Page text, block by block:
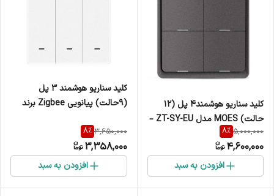
کلید سناریو هوشمند4 پل (12
حالت) MOES مدل ZT-SY-EU –
کلید بی‌سیم ZigBee باتری‌خور
5,000,000
8%
4,600,000
افزودن به سبد
کلید سناریو هوشمند 3 پل
(9حالت) پیانویی Zigbee برند
3,650,000
8%
3,358,000
افزودن به سبد